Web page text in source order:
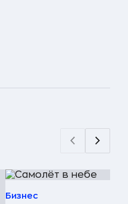
Бизнес